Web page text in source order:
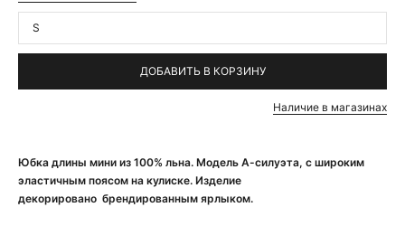
Юбка длины мини из 100% льна. Модель А-силуэта, с широким
эластичным поясом на кулиске. Изделие
декорировано брендированным ярлыком.
S
ДОБАВИТЬ В КОРЗИНУ
Наличие в магазинах